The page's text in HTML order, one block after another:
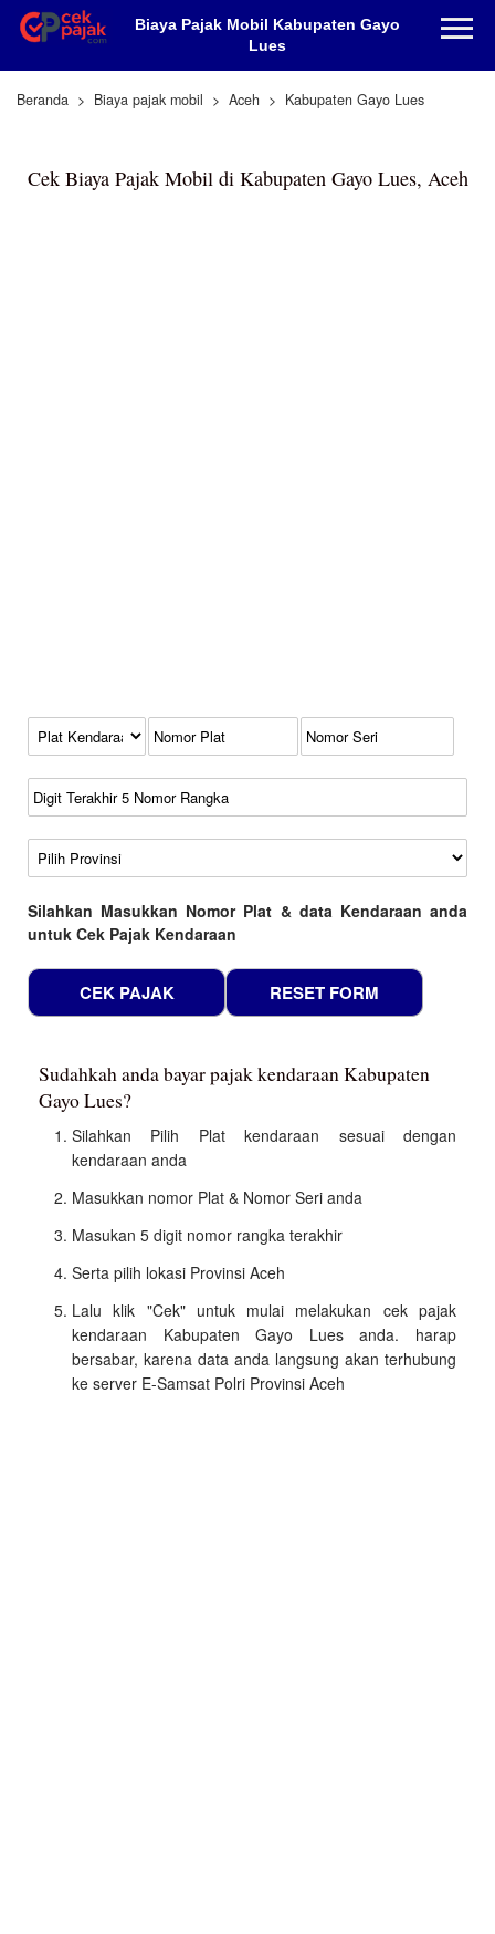
Biaya Pajak Mobil Kabupaten Gayo
Lues
Beranda Biaya pajak mobil Aceh Kabupaten Gayo Lues
Cek Biaya Pajak Mobil di Kabupaten Gayo Lues, Aceh
Kode Plat Kendaraan
No Plat
No Seri
No Rangka
Wilayah
Silahkan Masukkan Nomor Plat & data Kendaraan anda
untuk Cek Pajak Kendaraan
Sudahkah anda bayar pajak kendaraan Kabupaten
Gayo Lues?
Silahkan Pilih Plat kendaraan sesuai dengan
kendaraan anda
Masukkan nomor Plat & Nomor Seri anda
Masukan 5 digit nomor rangka terakhir
Serta pilih lokasi Provinsi Aceh
Lalu klik "Cek" untuk mulai melakukan cek pajak
kendaraan Kabupaten Gayo Lues anda. harap
bersabar, karena data anda langsung akan terhubung
ke server E-Samsat Polri Provinsi Aceh